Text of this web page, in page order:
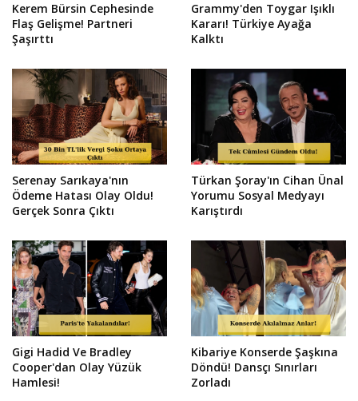
Kerem Bürsin Cephesinde
Flaş Gelişme! Partneri
Şaşırttı
Grammy'den Toygar Işıklı
Kararı! Türkiye Ayağa
Kalktı
Serenay Sarıkaya'nın
Ödeme Hatası Olay Oldu!
Gerçek Sonra Çıktı
Türkan Şoray'ın Cihan Ünal
Yorumu Sosyal Medyayı
Karıştırdı
Gigi Hadid Ve Bradley
Cooper'dan Olay Yüzük
Hamlesi!
Kibariye Konserde Şaşkına
Döndü! Dansçı Sınırları
Zorladı